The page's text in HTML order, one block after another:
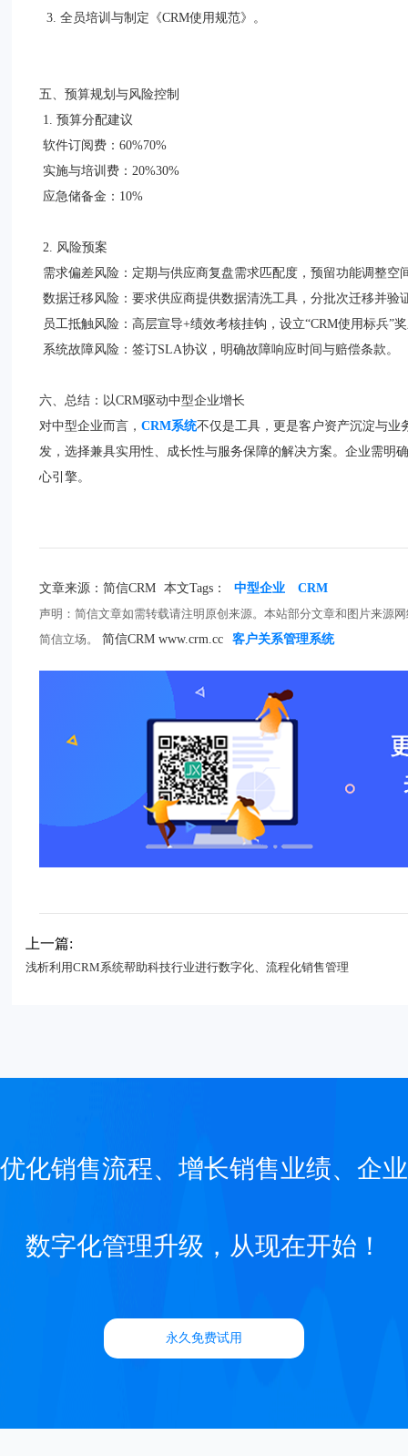
3. 全员培训与制定《CRM使用规范》。
五、预算规划与风险控制
1. 预算分配建议
软件订阅费：60%70%
实施与培训费：20%30%
应急储备金：10%
2. 风险预案
需求偏差风险：定期与供应商复盘需求匹配度，预留功能调整
数据迁移风险：要求供应商提供数据清洗工具，分批次迁移并
员工抵触风险：高层宣导+绩效考核挂钩，设立“CRM使用标兵”
系统故障风险：签订SLA协议，明确故障响应时间与赔偿条款。
六、总结：以CRM驱动中型企业增长
对中型企业而言，CRM系统不仅是工具，更是客户资产沉淀与业
发，选择兼具实用性、成长性与服务保障的解决方案。企业需明
心引擎。
文章来源：简信CRM 本文Tags： 中型企业
CRM
声明：简信文章如需转载请注明原创来源。本站部分文章和图片来源
简信立场。
简信CRM www.crm.cc 客户关系管理系统
上一篇:
浅析利用CRM系统帮助科技行业进行数字化、流程化销售管理
优化销售流程、增长销售业绩、企业
数字化管理升级，从现在开始！
永久免费试用